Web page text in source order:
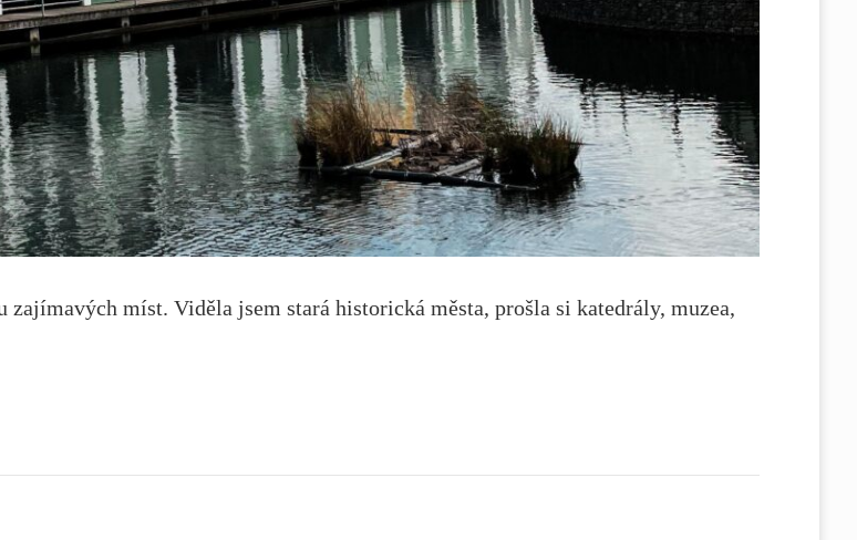
míst. Viděla jsem stará historická města, prošla si katedrály, muzea,